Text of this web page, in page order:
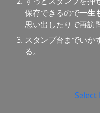
保存できるので一生
思い出したりで再訪
スタンプ台までいか
る。
Select